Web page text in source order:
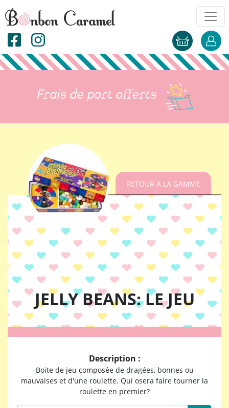
Frais de port offerts
RETOUR À LA GAMME
JELLY BEANS: LE JEU
Description :
Boite de jeu composée de dragées, bonnes ou
mauvaises et d'une roulette. Qui osera faire tourner la
roulette en premier?